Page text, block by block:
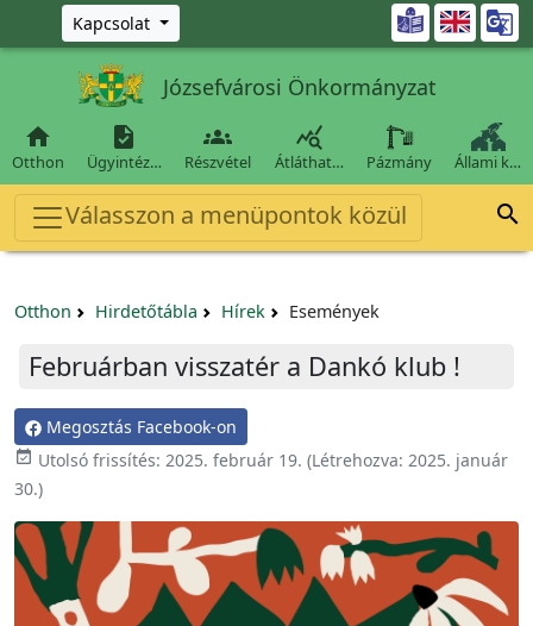
Ugrás a fő tartalomra
Kapcsolat 
Józsefvárosi Önkormányzat

Otthon

Ügyintéz…

Részvétel

Átláthat… Pázmány Állami k…
Válasszon a menüpontok közül 
Otthon Hirdetőtábla Hírek Események
Februárban visszatér a Dankó klub !
Megosztás Facebook-on
 Utolsó frissítés: 2025. február 19. (Létrehozva: 2025. január
30.)